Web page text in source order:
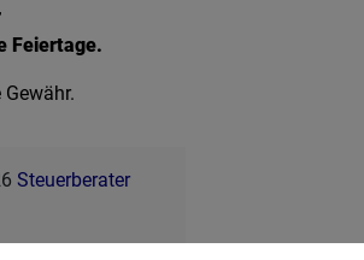
Feiertage.
Steuerberater